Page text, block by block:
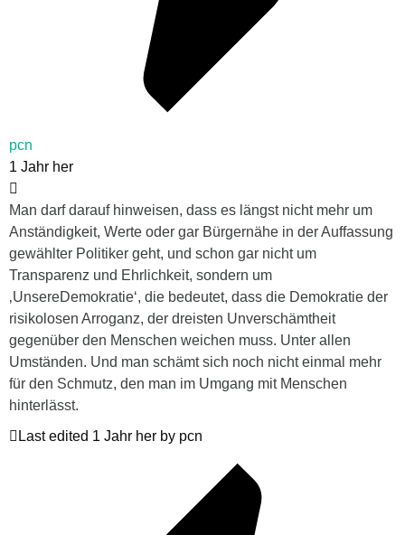
pcn
1 Jahr her
Man darf darauf hinweisen, dass es längst nicht mehr um
Anständigkeit, Werte oder gar Bürgernähe in der Auffassung
gewählter Politiker geht, und schon gar nicht um
Transparenz und Ehrlichkeit, sondern um
‚UnsereDemokratie‘, die bedeutet, dass die Demokratie der
risikolosen Arroganz, der dreisten Unverschämtheit
gegenüber den Menschen weichen muss. Unter allen
Umständen. Und man schämt sich noch nicht einmal mehr
für den Schmutz, den man im Umgang mit Menschen
hinterlässt.
Last edited 1 Jahr her by pcn